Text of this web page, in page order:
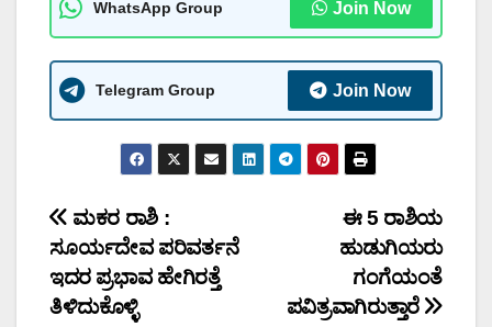
WhatsApp Group Join Now
Telegram Group Join Now
Post
navigation
ಈ 5 ರಾಶಿಯ
ಹುಡುಗಿಯರು
ಗಂಗೆಯಂತೆ
ಪವಿತ್ರವಾಗಿರುತ್ತಾರೆ
ಮಕರ ರಾಶಿ :
ಸೂರ್ಯದೇವ ಪರಿವರ್ತನೆ
ಇದರ ಪ್ರಭಾವ ಹೇಗಿರತ್ತೆ
ತಿಳಿದುಕೊಳ್ಳಿ